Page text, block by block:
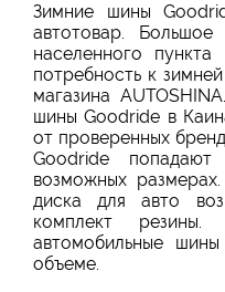
Зимние шины
автотовар.
населенного
потребность к
магазина
шины Goodride в
от проверенных
Goodride
возможных
диска для авто
комплект
автомобильные
объеме.